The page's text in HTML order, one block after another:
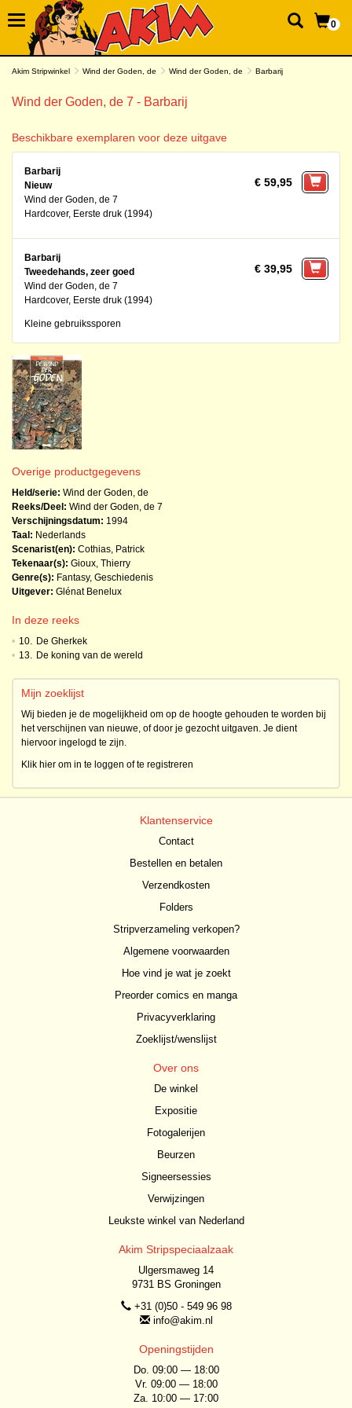
0
Akim Stripwinkel Wind der Goden, de Wind der Goden, de Barbarij
Wind der Goden, de 7 - Barbarij
Beschikbare exemplaren voor deze uitgave
Barbarij
Nieuw
Wind der Goden, de 7
Hardcover, Eerste druk (1994)
€ 59,95
Barbarij
Tweedehands, zeer goed
Wind der Goden, de 7
Hardcover, Eerste druk (1994)
Kleine gebruikssporen
€ 39,95
Overige productgegevens
Held/serie: Wind der Goden, de
Reeks/Deel: Wind der Goden, de 7
Verschijningsdatum: 1994
Taal: Nederlands
Scenarist(en): Cothias, Patrick
Tekenaar(s): Gioux, Thierry
Genre(s): Fantasy, Geschiedenis
Uitgever: Glénat Benelux
In deze reeks
• 10. De Gherkek
• 13. De koning van de wereld
Mijn zoeklijst
Wij bieden je de mogelijkheid om op de hoogte gehouden te worden bij
het verschijnen van nieuwe, of door je gezocht uitgaven. Je dient
hiervoor ingelogd te zijn.
Klik hier om in te loggen of te registreren
Klantenservice
Contact
Bestellen en betalen
Verzendkosten
Folders
Stripverzameling verkopen?
Algemene voorwaarden
Hoe vind je wat je zoekt
Preorder comics en manga
Privacyverklaring
Zoeklijst/wenslijst
Over ons
De winkel
Expositie
Fotogalerijen
Beurzen
Signeersessies
Verwijzingen
Leukste winkel van Nederland
Akim Stripspeciaalzaak
Ulgersmaweg 14
9731 BS Groningen
+31 (0)50 - 549 96 98
info@akim.nl
Openingstijden
Do. 09:00 — 18:00
Vr. 09:00 — 18:00
Za. 10:00 — 17:00